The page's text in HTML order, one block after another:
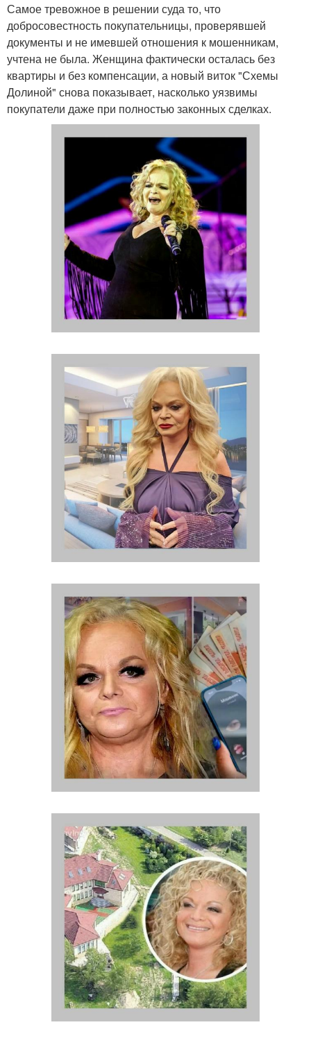
Самое тревожное в решении суда то, что
добросовестность покупательницы, проверявшей
документы и не имевшей отношения к мошенникам,
учтена не была. Женщина фактически осталась без
квартиры и без компенсации, а новый виток "Схемы
Долиной" снова показывает, насколько уязвимы
покупатели даже при полностью законных сделках.